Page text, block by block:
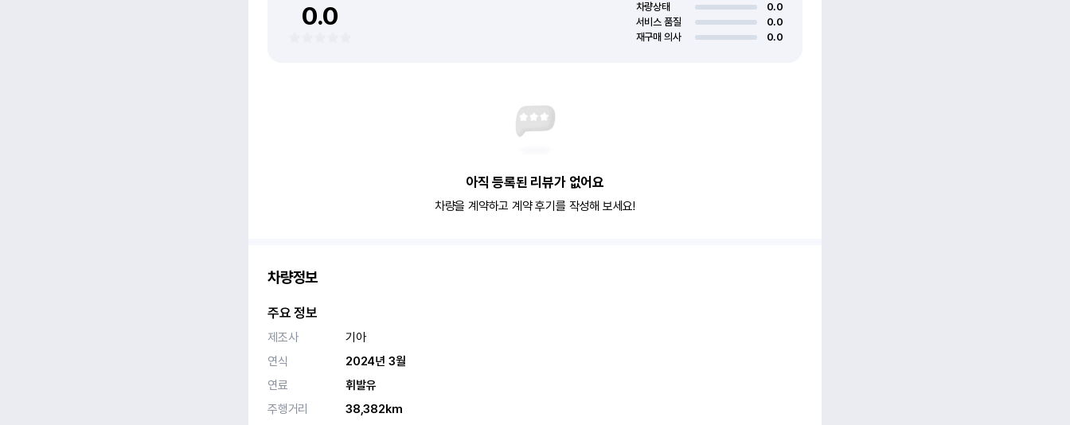
0.0 차량상태
0.0
서비스 품질
0.0
재구매 의사
0.0
아직 등록된 리뷰가 없어요
차량을 계약하고 계약 후기를 작성해 보세요!
차량정보
주요 정보
제조사
기아
연식
2024년 3월
연료
휘발유
주행거리
38,382km